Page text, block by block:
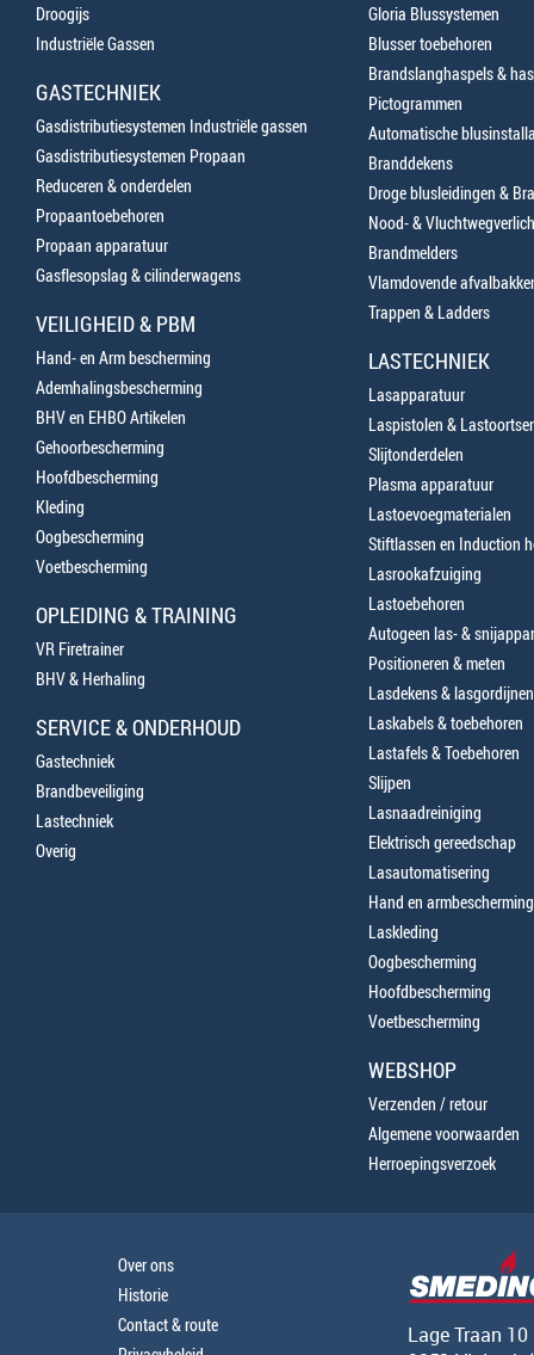
Droogijs
Industriële Gassen
GASTECHNIEK
Gasdistributiesystemen Industriële gassen
Gasdistributiesystemen Propaan
Reduceren & onderdelen
Propaantoebehoren
Propaan apparatuur
Gasflesopslag & cilinderwagens
VEILIGHEID & PBM
Hand- en Arm bescherming
Ademhalingsbescherming
BHV en EHBO Artikelen
Gehoorbescherming
Hoofdbescherming
Kleding
Oogbescherming
Voetbescherming
OPLEIDING & TRAINING
VR Firetrainer
BHV & Herhaling
SERVICE & ONDERHOUD
Gastechniek
Brandbeveiliging
Lastechniek
Overig
Gloria Blussystemen
Blusser toebehoren
Brandslanghaspels &
Pictogrammen
Automatische
Branddekens
Droge blusleidingen &
Nood- &
Brandmelders
Vlamdovende
Trappen & Ladders
LASTECHNIEK
Lasapparatuur
Laspistolen &
Slijtonderdelen
Plasma apparatuur
Lastoevoegmaterialen
Stiftlassen en Induction
Lasrookafzuiging
Lastoebehoren
Autogeen las- &
Positioneren & meten
Lasdekens & lasgordijnen
Laskabels & toebehoren
Lastafels & Toebehoren
Slijpen
Lasnaadreiniging
Elektrisch gereedschap
Lasautomatisering
Hand en armbescherming
Laskleding
Oogbescherming
Hoofdbescherming
Voetbescherming
WEBSHOP
Verzenden / retour
Algemene voorwaarden
Herroepingsverzoek
Over ons
Historie
Contact & route
Lage Traan 10